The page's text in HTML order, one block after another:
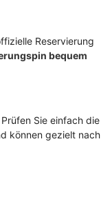
Reservierung
bequem
Prüfen Sie einfach die
können gezielt nach